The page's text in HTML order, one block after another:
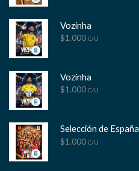
Vozinha
$1.000 C/U
Vozinha
$1.000 C/U
Selección de España
$1.000 C/U